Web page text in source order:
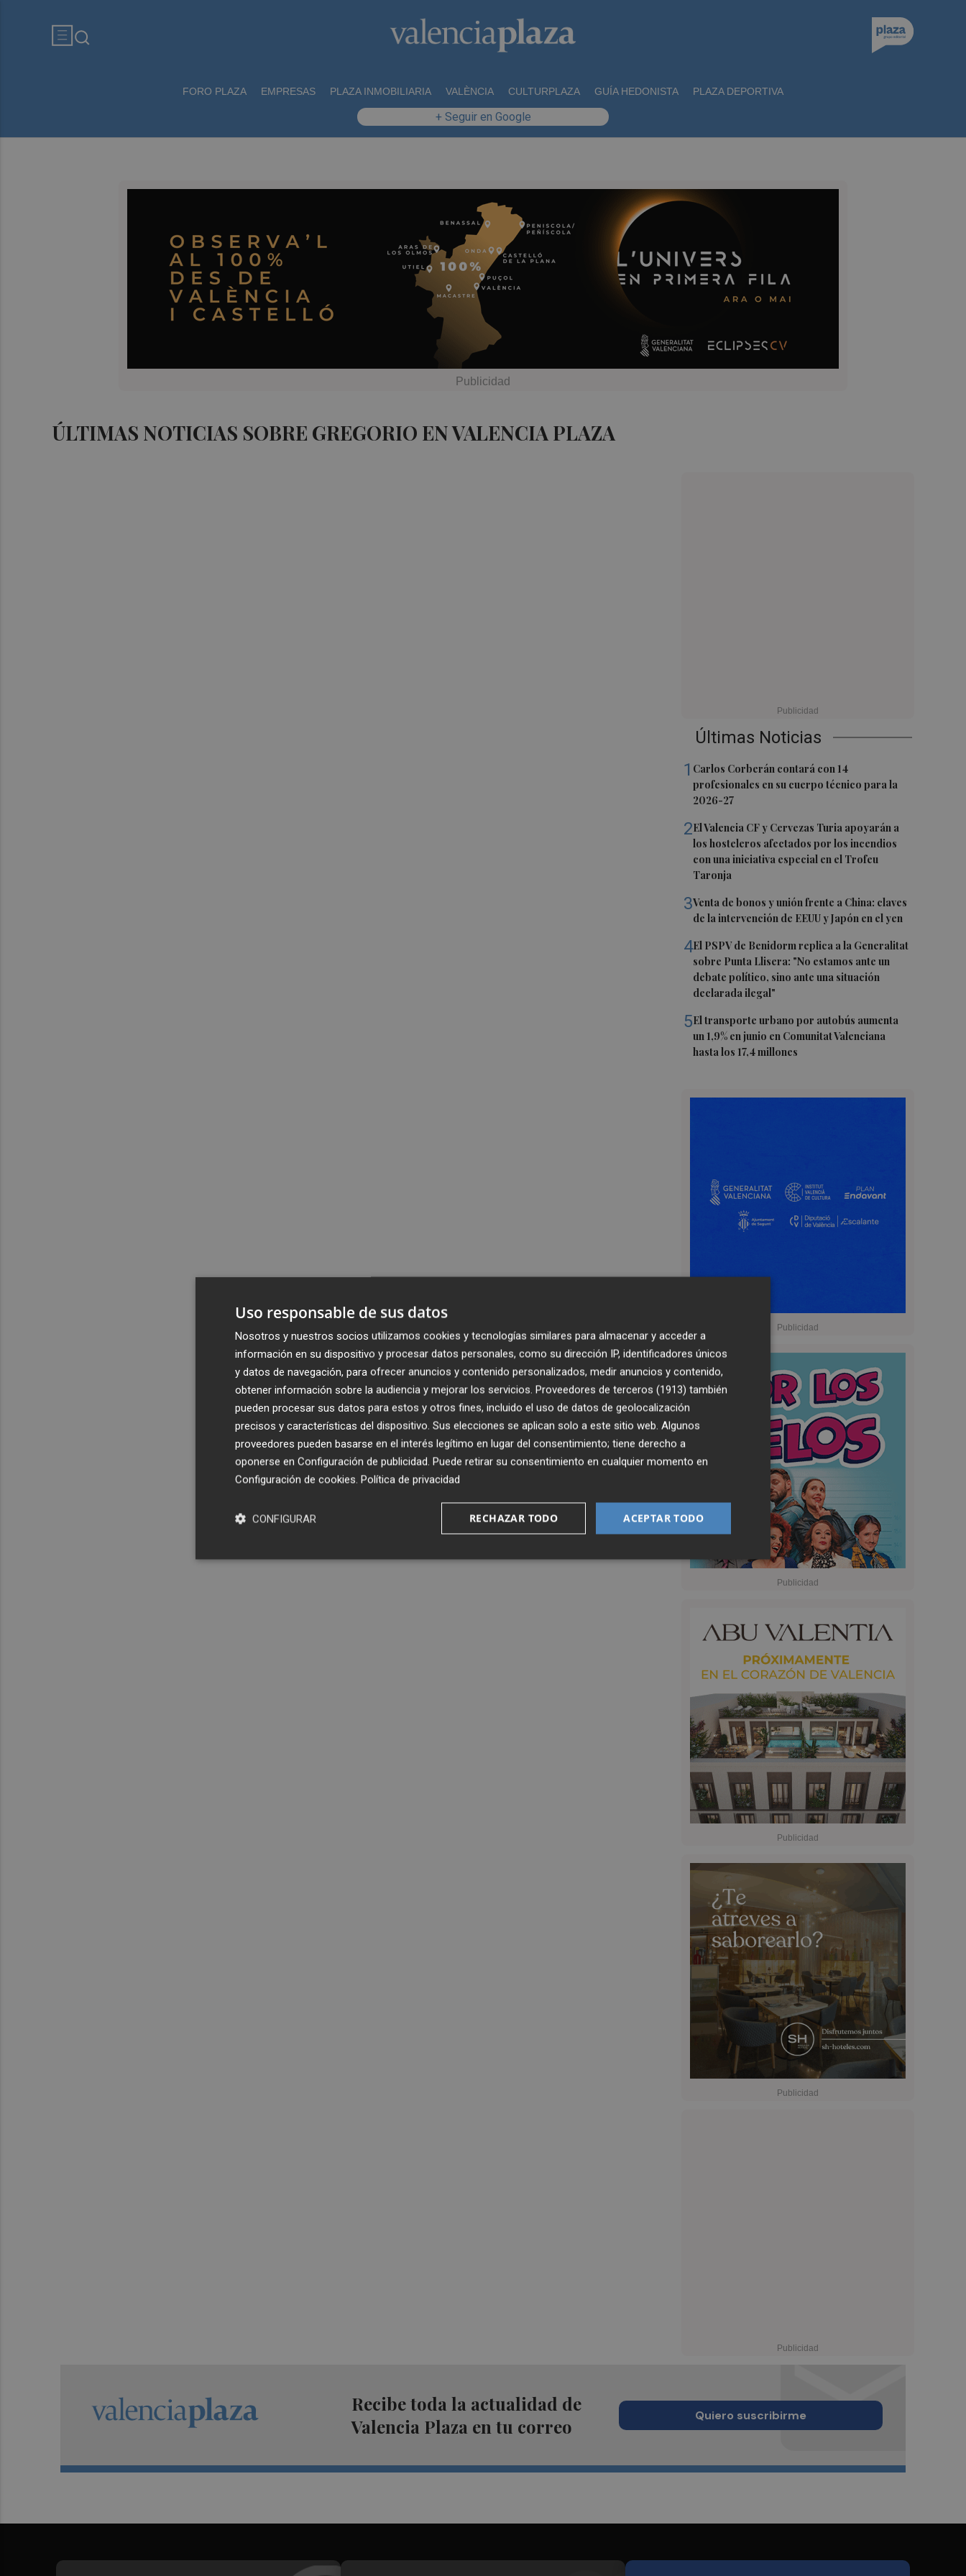
FORO PLAZA EMPRESAS PLAZA INMOBILIARIA VALÈNCIA CULTURPLAZA GUÍA HEDONISTA PLAZA DEPORTIVA
+ Seguir en Google
ÚLTIMAS NOTICIAS SOBRE GREGORIO EN VALENCIA PLAZA
Últimas Noticias
1 Carlos Corberán contará con 14
profesionales en su cuerpo técnico para la
2026-27
2El Valencia CF y Cervezas Turia apoyarán a
los hosteleros afectados por los incendios
con una iniciativa especial en el Trofeu
Taronja
3Venta de bonos y unión frente a China: claves
de la intervención de EEUU y Japón en el yen
4El PSPV de Benidorm replica a la Generalitat
sobre Punta Llisera: "No estamos ante un
debate político, sino ante una situación
declarada ilegal"
5El transporte urbano por autobús aumenta
un 1,9% en junio en Comunitat Valenciana
hasta los 17,4 millones
Recibe toda la actualidad de
Valencia Plaza en tu correo
Quiero suscribirme
Uso responsable de sus datos
Nosotros y nuestros socios utilizamos cookies y tecnologías similares para almacenar y acceder a
información en su dispositivo y procesar datos personales, como su dirección IP, identificadores únicos
y datos de navegación, para ofrecer anuncios y contenido personalizados, medir anuncios y contenido,
obtener información sobre la audiencia y mejorar los servicios. Proveedores de terceros (1913) también
pueden procesar sus datos para estos y otros fines, incluido el uso de datos de geolocalización
precisos y características del dispositivo. Sus elecciones se aplican solo a este sitio web. Algunos
proveedores pueden basarse en el interés legítimo en lugar del consentimiento; tiene derecho a
oponerse en Configuración de publicidad. Puede retirar su consentimiento en cualquier momento en
Configuración de cookies. Política de privacidad
ACEPTAR TODO
RECHAZAR TODO
CONFIGURAR